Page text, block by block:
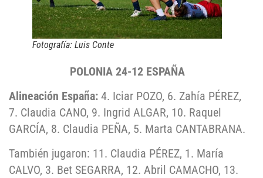
Fotografía: Luis Conte
POLONIA 24-12 ESPAÑA
Alineación España: 4. Iciar POZO, 6. Zahía PÉREZ,
7. Claudia CANO, 9. Ingrid ALGAR, 10. Raquel
GARCÍA, 8. Claudia PEÑA, 5. Marta CANTABRANA.
También jugaron: 11. Claudia PÉREZ, 1. María
CALVO, 3. Bet SEGARRA, 12. Abril CAMACHO, 13.